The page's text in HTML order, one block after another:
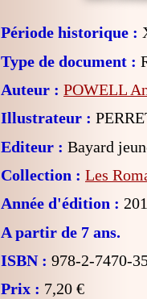
Période historique :
Type de document :
Auteur : POWELL
Illustrateur :
Editeur : Bayard
Collection : Les
Année d'édition :
A partir de 7 ans.
ISBN : 978-2-7470-
Prix : 7,20 €